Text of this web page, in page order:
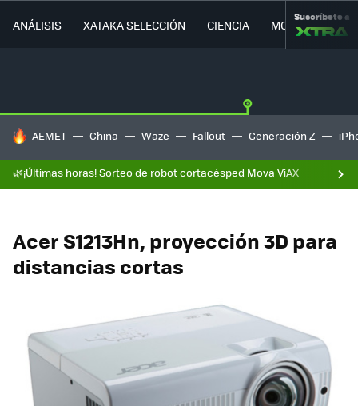
ANÁLISIS XATAKA SELECCIÓN CIENCIA MOVILIDAD
Suscríbete a
HOY SE HABLA DE
AEMET China Waze Fallout Generación Z
🌿¡Últimas horas! Sorteo de robot cortacésped Mova ViAX
Acer S1213Hn, proyección 3D para
distancias cortas